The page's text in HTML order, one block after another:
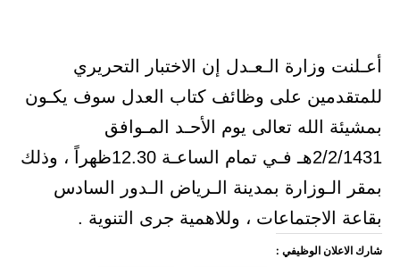
أعـلنت وزارة الـعـدل إن الاختبار التحريري
للمتقدمين على وظائف كتاب العدل سوف يكـون
بمشيئة الله تعالى يوم الأحـد المـوافق
2/2/1431هـ فـي تمام الساعـة 12.30ظهراً ، وذلك
بمقر الـوزارة بمدينة الـرياض الـدور السادس
بقاعة الاجتماعات ، وللاهمية جرى التنوية .
شارك الاعلان الوظيفي :